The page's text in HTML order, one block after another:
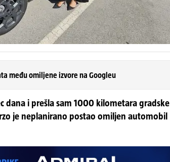
među omiljene izvore na Googleu
dana i prešla sam 1000 kilometara gradske
je neplanirano postao omiljen automobil